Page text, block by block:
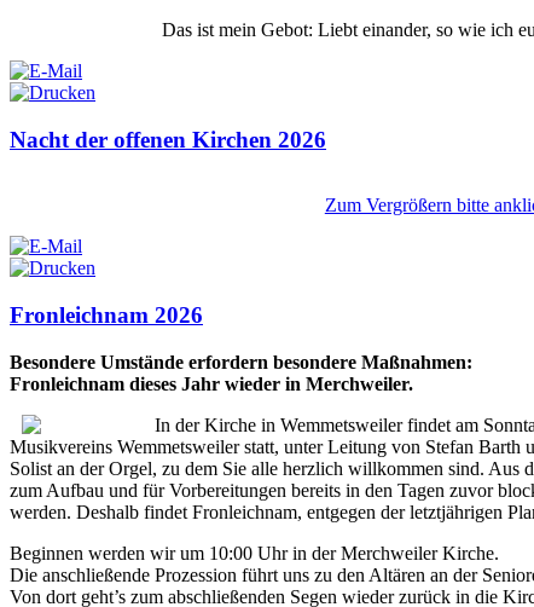
Das ist mein Gebot: Liebt einander, so wie ich
Nacht der offenen Kirchen 2026
Zum Vergrößern bitte
Fronleichnam 2026
Besondere Umstände erfordern besondere Maßnahmen:
Fronleichnam dieses Jahr wieder in Merchweiler.
In der Kirche in Wemmetsweiler findet am
Musikvereins Wemmetsweiler statt, unter Leitung von Stefan Barth
Solist an der Orgel, zu dem Sie alle herzlich willkommen sind. Aus
zum Aufbau und für Vorbereitungen bereits in den Tagen zuvor
werden. Deshalb findet Fronleichnam, entgegen der letztjährigen
Beginnen werden wir um 10:00 Uhr in der Merchweiler Kirche.
Die anschließende Prozession führt uns zu den Altären an der
Von dort geht’s zum abschließenden Segen wieder zurück in die